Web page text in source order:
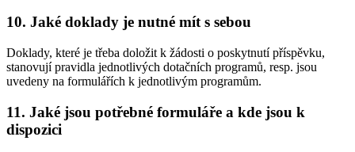
10. Jaké doklady je nutné mít s sebou
Doklady, které je třeba doložit k žádosti o poskytnutí příspěvku,
stanovují pravidla jednotlivých dotačních programů, resp. jsou
uvedeny na formulářích k jednotlivým programům.
11. Jaké jsou potřebné formuláře a kde jsou k
dispozici